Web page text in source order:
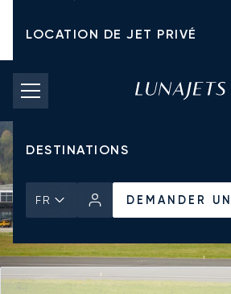
LOCATION DE JET PRIVÉ
TARIFS D'AFFRÈTEMENT
JETS PRIVÉS
DESTINATIONS
FR DEMANDER